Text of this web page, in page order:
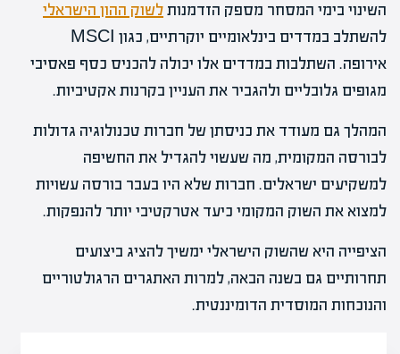
השינוי בימי המסחר מספק הזדמנותלשוק ההון הישראלי
להשתלב במדדים בינלאומיים יוקרתיים, כגון MSCI
אירופה. השתלבות במדדים אלו יכולה להכניס כסף פאסיבי
מגופים גלובליים ולהגביר את העניין בקרנות אקטיביות.
המהלך גם מעודד את כניסתן של חברות טכנולוגיה גדולות
לבורסה המקומית, מה שעשוי להגדיל את החשיפה
למשקיעים ישראלים. חברות שלא היו בעבר בורסה עשויות
למצוא את השוק המקומי כיעד אטרקטיבי יותר להנפקות.
הציפייה היא שהשוק הישראלי ימשיך להציג ביצועים
תחרותיים גם בשנה הבאה, למרות האתגרים הרגולטוריים
והנוכחות המוסדית הדומיננטית.